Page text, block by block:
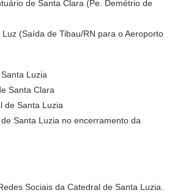
de Santa Clara (Pe. Demétrio de
(Saída de Tibau/RN para o Aeroporto
Luzia
Santa Clara
de Santa Luzia
Santa Luzia no encerramento da
Sociais da Catedral de Santa Luzia.